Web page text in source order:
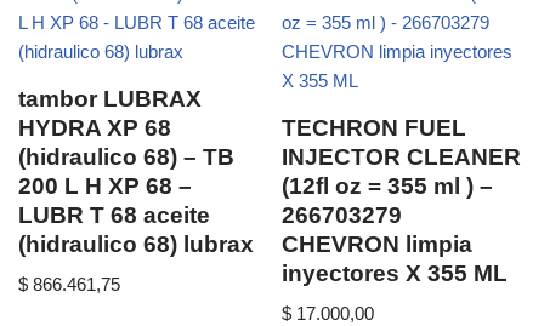
tambor LUBRAX
HYDRA XP 68
(hidraulico 68) – TB
200 L H XP 68 –
LUBR T 68 aceite
(hidraulico 68) lubrax
$ 866.461,75
TECHRON FUEL
INJECTOR CLEANER
(12fl oz = 355 ml ) –
266703279
CHEVRON limpia
inyectores X 355 ML
$ 17.000,00